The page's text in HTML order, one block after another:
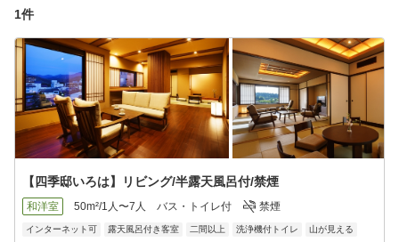
お造里：近海の恵み彩々
台物 ：季節の野菜の蒸し物など 全7品
※仕入れ状況や季節により内容は都度変更しております。
□ご朝食□ 食事処：レストラン
月岡産コシヒカリの甘さを存分に楽しめるよう、籠膳に並ぶ様々
なご飯のお供と新鮮なサラダやヤスダヨーグルト・フレッシュフ
ルーツなどをご用意。
朝からゆったりとした時間をお楽しみください。
◆お電話番号は当日でもご連絡がとれるよう、ご宿泊者ご本人様
の携帯電話番号をご入力ください。
◆「宿への要望」をご記入いただいた方は【@masyuu.co.jp】の
1件
【四季邸いろは】リビング/半露天風呂付/禁煙
和洋室 50m²/1人〜7人 バス・トイレ付 禁煙
インターネット可 露天風呂付き客室 二間以上 洗浄機付トイレ 山が見える